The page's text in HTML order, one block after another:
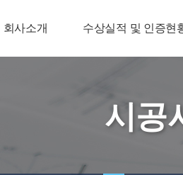
회사소개 수상실적 및 인증현
시공